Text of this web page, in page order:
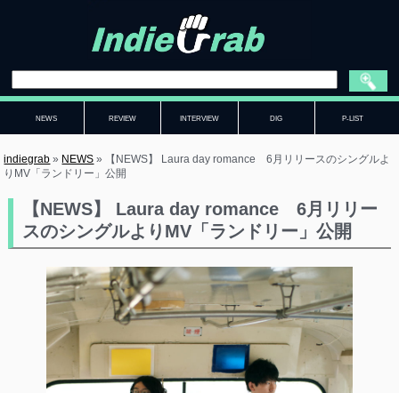
NEWS REVIEW INTERVIEW DIG P-LIST
indiegrab » NEWS »
【NEWS】 Laura day romance 6月リリースのシングルよ
りMV「ランドリー」公開
【NEWS】 Laura day romance 6月リリー
スのシングルよりMV「ランドリー」公開